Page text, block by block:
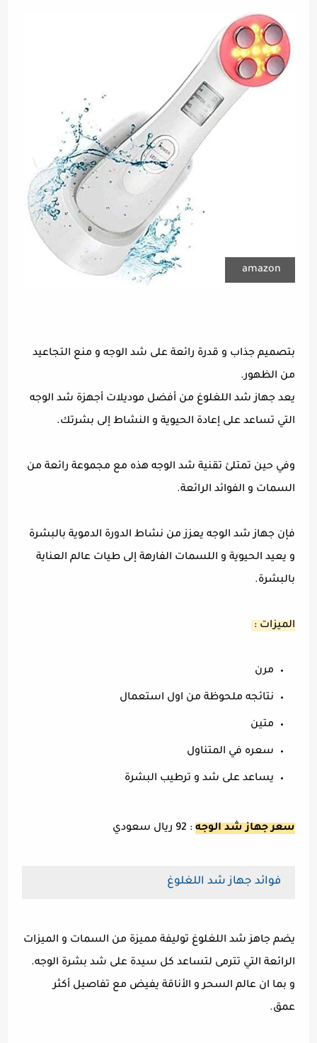
amazon
بتصميم جذاب و قدرة رائعة على شد الوجه و منع التجاعيد
من الظهور.
يعد جهاز شد اللغلوغ من أفضل موديلات أجهزة شد الوجه
التي تساعد على إعادة الحيوية و النشاط إلى بشرتك.
وفي حين تمتلئ تقنية شد الوجه هذه مع مجموعة رائعة من
السمات و الفوائد الرائعة.
فإن جهاز شد الوجه يعزز من نشاط الدورة الدموية بالبشرة
و يعيد الحيوية و اللسمات الفارهة إلى طيات عالم العناية
بالبشرة.
الميزات :
مرن
نتائجه ملحوظة من اول استعمال
متين
سعره في المتناول
يساعد على شد و ترطيب البشرة
سعر جهاز شد الوجه : 92 ريال سعودي
فوائد جهاز شد اللغلوغ
يضم جاهز شد اللغلوغ توليفة مميزة من السمات و الميزات
الرائعة التي تترمى لتساعد كل سيدة على شد بشرة الوجه.
و بما ان عالم السحر و الأناقة يفيض مع تفاصيل أكثر
عمق.